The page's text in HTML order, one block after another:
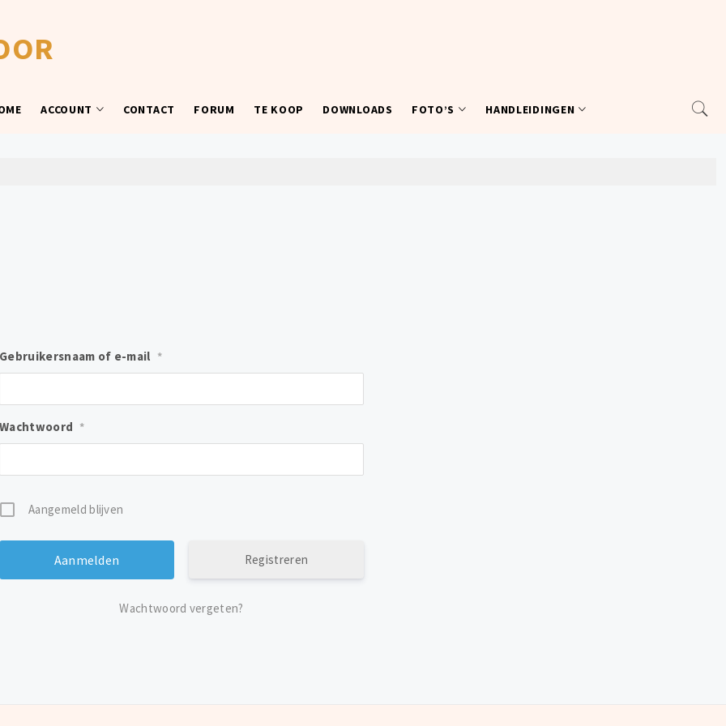
ACCOUNT CONTACT FORUM TE KOOP DOWNLOADS FOTO’S HANDLEIDINGEN
Gebruikersnaam of e-mail *
Wachtwoord *
Aangemeld blijven
Registreren
Wachtwoord vergeten?